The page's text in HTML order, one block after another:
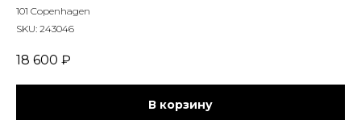
101 Copenhagen
SKU: 243046
18 600 ₽
В корзину